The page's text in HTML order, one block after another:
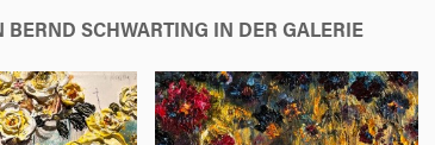
BERND SCHWARTING IN DER GALERIE